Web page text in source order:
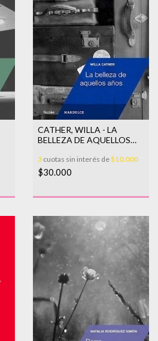
CATHER, WILLA - LA
BELLEZA DE AQUELLOS
3 cuotas sin interés de$10.000
$30.000